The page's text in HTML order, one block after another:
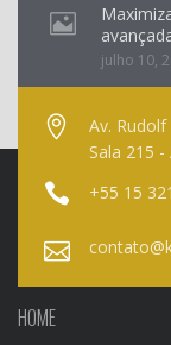
julho 10,
Av.
Sala 215
+55 15
HOME